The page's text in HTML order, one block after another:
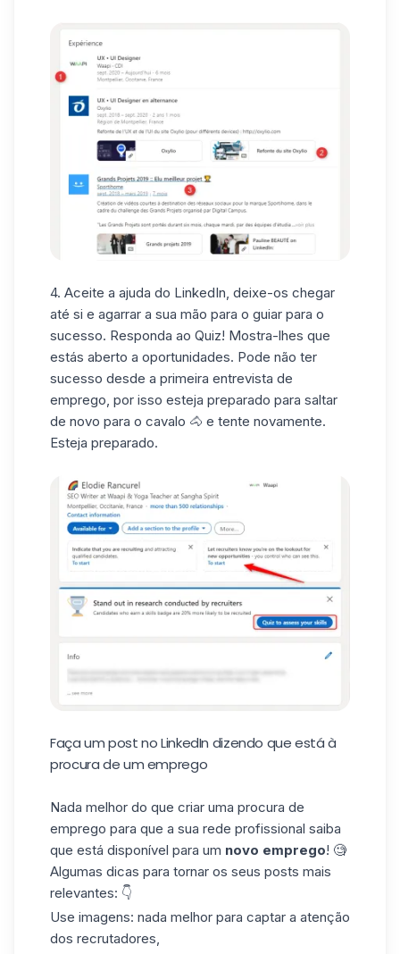
4. Aceite a ajuda do LinkedIn, deixe-os chegar
até si e agarrar a sua mão para o guiar para o
sucesso. Responda ao Quiz! Mostra-lhes que
estás aberto a oportunidades. Pode não ter
sucesso desde a primeira entrevista de
emprego, por isso esteja preparado para saltar
de novo para o cavalo 🐴 e tente novamente.
Esteja preparado.
Faça um post no LinkedIn dizendo que está à
procura de um emprego
Nada melhor do que criar uma procura de
emprego para que a sua rede profissional saiba
que está disponível para um novo emprego! 🧐
Algumas dicas para tornar os seus posts mais
relevantes: 👇
Use imagens: nada melhor para captar a atenção
dos recrutadores,